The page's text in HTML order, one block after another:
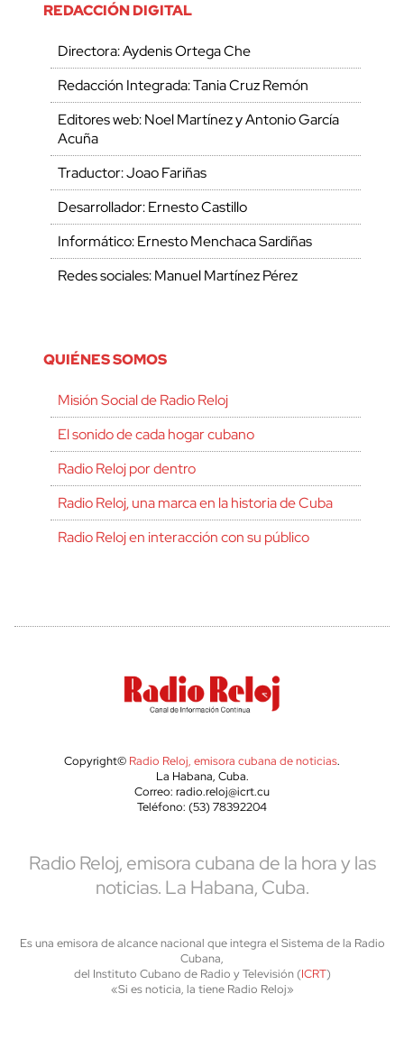
REDACCIÓN DIGITAL
Directora: Aydenis Ortega Che
Redacción Integrada: Tania Cruz Remón
Editores web: Noel Martínez y Antonio García
Acuña
Traductor: Joao Fariñas
Desarrollador: Ernesto Castillo
Informático: Ernesto Menchaca Sardiñas
Redes sociales: Manuel Martínez Pérez
QUIÉNES SOMOS
Misión Social de Radio Reloj
El sonido de cada hogar cubano
Radio Reloj por dentro
Radio Reloj, una marca en la historia de Cuba
Radio Reloj en interacción con su público
Copyright© Radio Reloj, emisora cubana de noticias.
La Habana, Cuba.
Correo: radio.reloj@icrt.cu
Teléfono: (53) 78392204
Radio Reloj, emisora cubana de la hora y las
noticias. La Habana, Cuba.
Es una emisora de alcance nacional que integra el Sistema de la Radio
Cubana,
del Instituto Cubano de Radio y Televisión (ICRT)
«Si es noticia, la tiene Radio Reloj»